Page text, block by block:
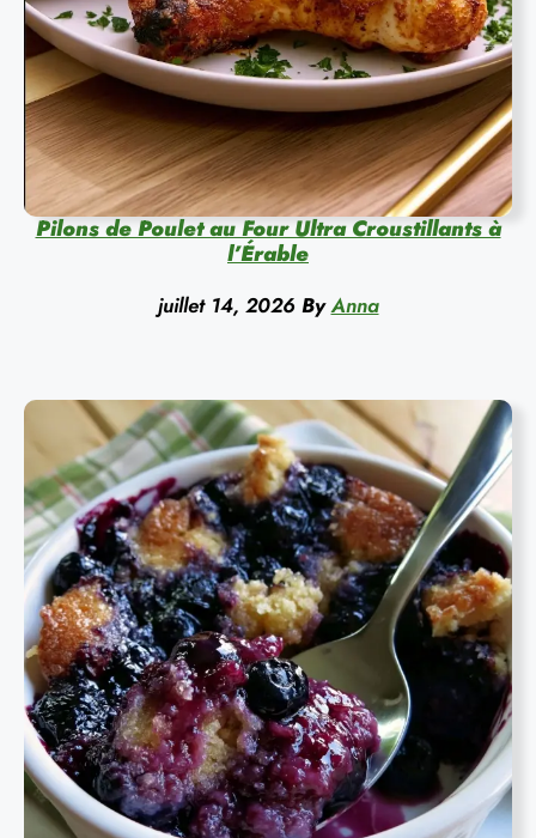
Pilons de Poulet au Four Ultra Croustillants à
l’Érable
juillet 14, 2026 By Anna